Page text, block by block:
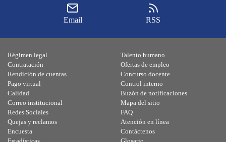
Email RSS
Régimen legal
Contratación
Rendición de cuentas
Pago virtual
Calidad
Talento humano
Ofertas de empleo
Concurso docente
Control interno
Buzón de notificaciones
Correo institucional
Redes Sociales
Quejas y reclamos
Encuesta
Mapa del sitio
FAQ
Atención en línea
Contáctenos